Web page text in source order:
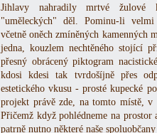
Jihlavy nahradily mrtvé žulové
"uměleckých" děl. Pominu-li
včetně oněch zmíněných kamenných
jedna, kouzlem nechtěného stojící
přesný obrácený piktogram
kdosi kdesi tak tvrdošíjně přes
estetického vkusu - prosté kupecké
projekt právě zde, na tomto místě, v
Přičemž když pohlédneme na prostor
patrně nutno některé naše